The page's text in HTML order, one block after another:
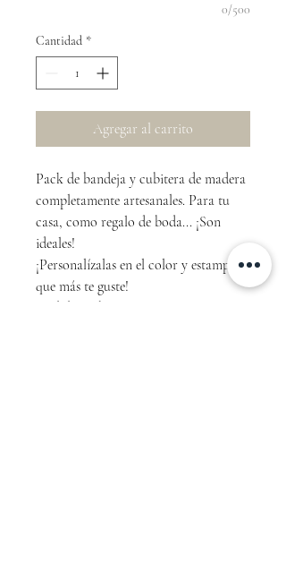
0/500
Cantidad *
Agregar al carrito
Pack de bandeja y cubitera de madera
completamente artesanales. Para tu
casa, como regalo de boda... ¡Son
ideales!
¡Personalízalas en el color y estampado
que más te guste!
Medidas cubitera: 20x18x18 cm